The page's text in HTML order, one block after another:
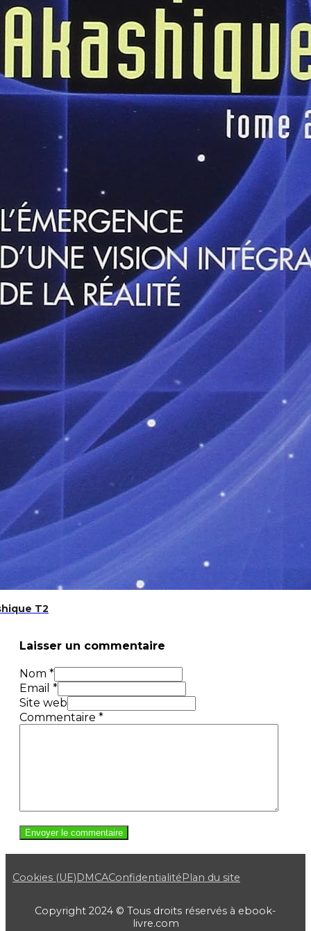
T2
Laisser un commentaire
Nom *
Email *
Site web
Commentaire *
Cookies (UE)DMCAConfidentialitéPlan du site
Copyright 2024 © Tous droits réservés à ebook-
livre.com